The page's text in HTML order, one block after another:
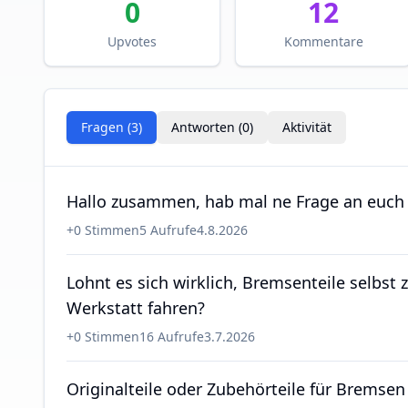
0
Upvotes
12
Kommentare
Fragen (3) Antworten (0) Aktivität
Hallo zusammen, hab mal ne Frage an euch
+0 Stimmen5 Aufrufe4.8.2026
Lohnt es sich wirklich, Bremsenteile selbst
Werkstatt fahren?
+0 Stimmen16 Aufrufe3.7.2026
Originalteile oder Zubehörteile für